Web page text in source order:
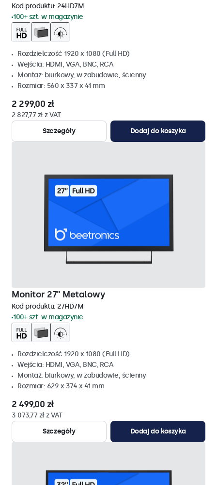
Kod produktu: 24HD7M
100+ szt. w magazynie
Rozdzielczość 1920 x 1080 (Full HD)
Wejścia: HDMI, VGA, BNC, RCA
Montaż: biurkowy, w zabudowie, ścienny
Rozmiar: 560 x 337 x 41 mm
2 299,00 zł
2 827,77 zł z VAT
Szczegóły
Dodaj do koszyka
Monitor 27" Metalowy
Kod produktu: 27HD7M
100+ szt. w magazynie
Rozdzielczość 1920 x 1080 (Full HD)
Wejścia: HDMI, VGA, BNC, RCA
Montaż: biurkowy, w zabudowie, ścienny
Rozmiar: 629 x 374 x 41 mm
2 499,00 zł
3 073,77 zł z VAT
Szczegóły
Dodaj do koszyka